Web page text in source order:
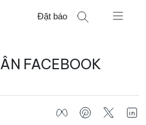
Đặt báo
FACEBOOK